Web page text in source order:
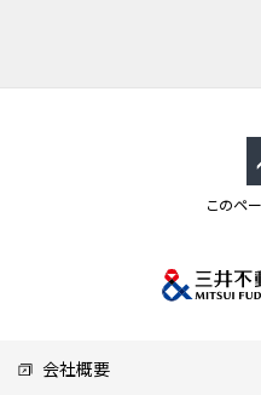
このペ
会社概要